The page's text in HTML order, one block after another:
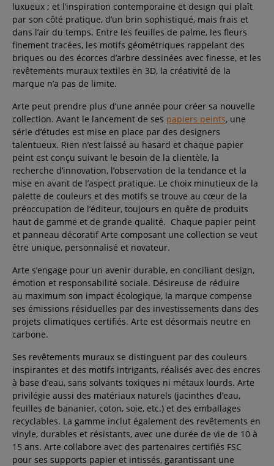
luxueux ; et l’inspiration contemporaine et design qui plaît
par son côté pratique, d’un brin sophistiqué, mais frais et
dans l’air du temps. Entre les feuilles de palme, les fleurs
finement tracées, les motifs géométriques rappelant des
briques ou des écorces d’arbre dessinées avec finesse, et les
revêtements muraux textiles en 3D, la créativité de la
marque n’a pas de limite.
Arte peut prendre plus d’une année pour créer sa nouvelle
collection. Avant le lancement de ses papiers peints, une
série d’études est mise en place par des designers
talentueux. Rien n’est laissé au hasard et chaque papier
peint est conçu suivant le besoin de la clientèle, la
recherche d’innovation, l’observation de la tendance et la
mise en avant de l’aspect pratique. Le choix minutieux de la
palette de couleurs et des motifs se trouve au cœur de la
préoccupation de l’éditeur, toujours en quête de produits
haut de gamme et de grande qualité. Chaque papier peint
et panneau décoratif Arte composant une collection se veut
être unique, personnalisé et novateur.
Arte s’engage pour un avenir durable, en conciliant design,
émotion et responsabilité sociale. Désireuse de réduire
au maximum son impact écologique, la marque compense
ses émissions résiduelles par des investissements dans des
projets climatiques certifiés. Arte est désormais neutre en
carbone.
Ses revêtements muraux se distinguent par des couleurs
inspirantes et des motifs intrigants, réalisés avec des encres
à base d’eau, sans solvants toxiques ni métaux lourds. Arte
privilégie aussi des matériaux naturels (jacinthes d’eau,
feuilles de bananier, coton, soie, etc.) et des emballages
recyclables. La gamme inclut également des revêtements en
vinyle, durables et résistants, avec une durée de vie de 10 à
15 ans. Arte collabore avec des partenaires certifiés FSC
pour ses supports papier et intissés, garantissant une